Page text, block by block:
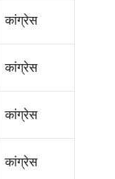
कांग्रेस
कांग्रेस
कांग्रेस
कांग्रेस